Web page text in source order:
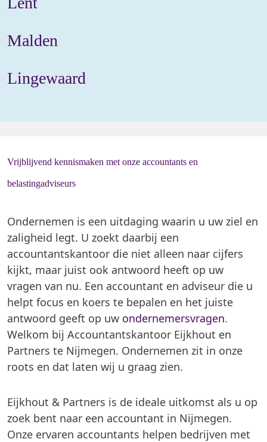
Malden
Lingewaard
Vrijblijvend kennismaken met onze accountants en
belastingadviseurs
Ondernemen is een uitdaging waarin u uw ziel en
zaligheid legt. U zoekt daarbij een
accountantskantoor die niet alleen naar cijfers
kijkt, maar juist ook antwoord heeft op uw
vragen van nu. Een accountant en adviseur die u
helpt focus en koers te bepalen en het juiste
antwoord geeft op uw ondernemersvragen.
Welkom bij Accountantskantoor Eijkhout en
Partners te Nijmegen. Ondernemen zit in onze
roots en dat laten wij u graag zien.
Eijkhout & Partners is de ideale uitkomst als u op
zoek bent naar een accountant in Nijmegen.
Onze ervaren accountants helpen bedrijven met